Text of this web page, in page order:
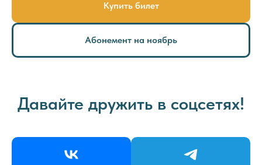
Купить билет
Абонемент на ноябрь
Давайте дружить в соцсетях!